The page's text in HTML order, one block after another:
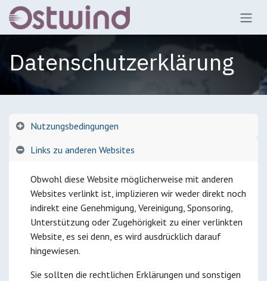
Skip to Content
Datenschutzerklärung
Nutzungsbedingungen
Links zu anderen Websites
Obwohl diese Website möglicherweise mit anderen
Websites verlinkt ist, implizieren wir weder direkt noch
indirekt eine Genehmigung, Vereinigung, Sponsoring,
Unterstützung oder Zugehörigkeit zu einer verlinkten
Website, es sei denn, es wird ausdrücklich darauf
hingewiesen.
Sie sollten die rechtlichen Erklärungen und sonstigen